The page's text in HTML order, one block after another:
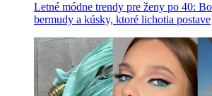
Letné módne trendy pre ženy po 40:
bermudy a kúsky, ktoré lichotia postave